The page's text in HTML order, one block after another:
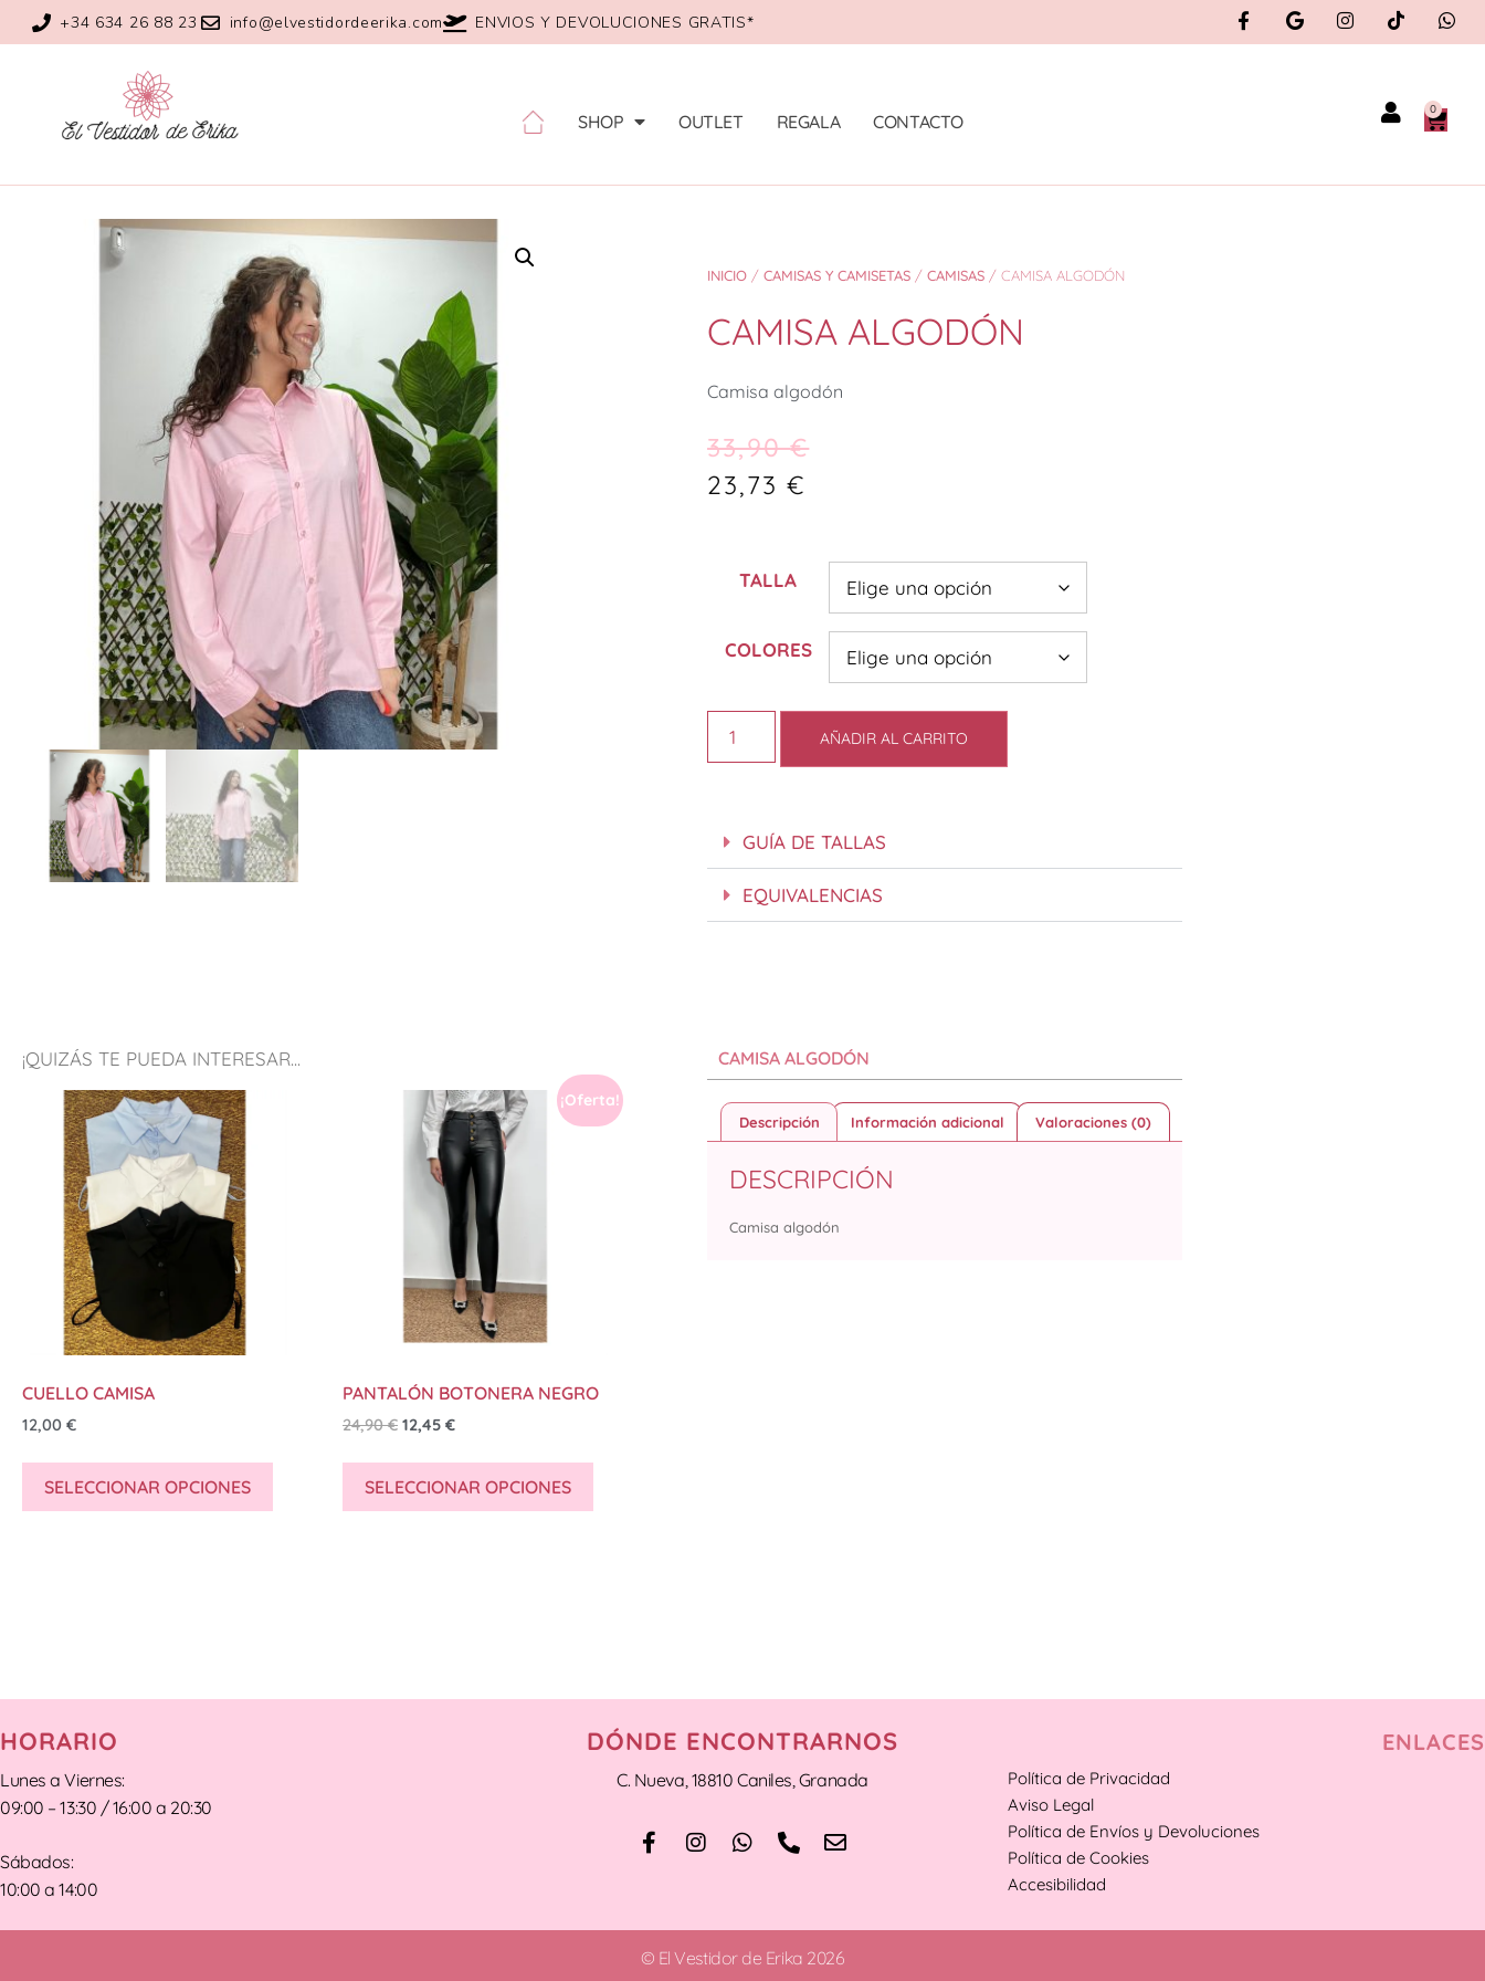
+34 634 26 88 23 info@elvestidordeerika.com ENVIOS Y DEVOLUCIONES GRATIS*
SHOP OUTLET REGALA CONTACTO
0
INICIO / CAMISAS Y CAMISETAS / CAMISAS / CAMISA ALGODÓN
CAMISA ALGODÓN
Camisa algodón
33,90€
23,73€
TALLA
COLORES
AÑADIR AL CARRITO
GUÍA DE TALLAS
EQUIVALENCIAS
¡QUIZÁS TE PUEDA INTERESAR...
CUELLO CAMISA
12,00 €
SELECCIONAR OPCIONES
¡Oferta!
PANTALÓN BOTONERA NEGRO
24,90€ 12,45 €
SELECCIONAR OPCIONES
CAMISA ALGODÓN
Descripción Información adicional Valoraciones (0)
DESCRIPCIÓN
Camisa algodón
HORARIO
Lunes a Viernes:
09:00 – 13:30 / 16:00 a 20:30
Sábados:
10:00 a 14:00
DÓNDE ENCONTRARNOS
C. Nueva, 18810 Caniles, Granada
ENLACES
Política de Privacidad
Aviso Legal
Política de Envíos y Devoluciones
Política de Cookies
Accesibilidad
© El Vestidor de Erika 2026